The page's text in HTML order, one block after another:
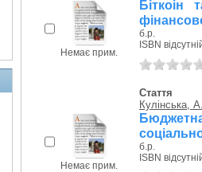
Немає прим.
Біткоін
б.р.
ISBN
Немає прим.
Стаття
Кулінська,
б.р.
ISBN